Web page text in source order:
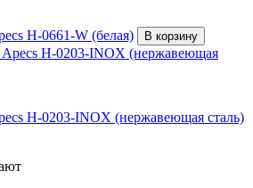
H-0661-W (белая)
В корзину
H-0203-INOX (нержавеющая сталь)